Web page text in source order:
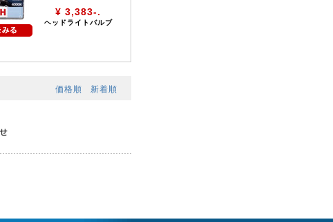
¥ 3,383-.
ヘッドライトバルブ
価格順 新着順